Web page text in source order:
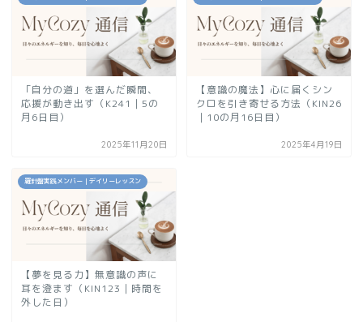
「自分の道」を選んだ瞬間、
応援が動き出す（K241｜5の
月6日目）
2025年11月20日
【意識の魔法】心に届くシン
クロを引き寄せる方法（KIN26
｜10の月16日目）
2025年4月19日
羅針盤実践メンバー｜デイリーレッスン
【夢を見る力】無意識の声に
耳を澄ます（KIN123｜時間を
外した日）